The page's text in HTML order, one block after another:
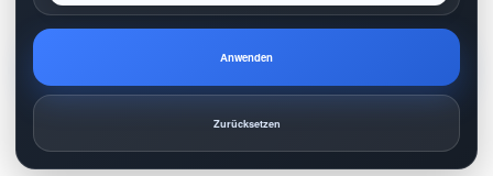
Anwenden
Zurücksetzen